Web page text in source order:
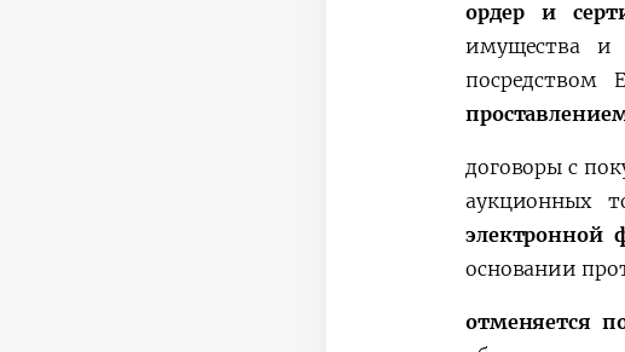
ордер и
имущества и
посредством
договоры с
аукционных
электронной
основании
отменяется